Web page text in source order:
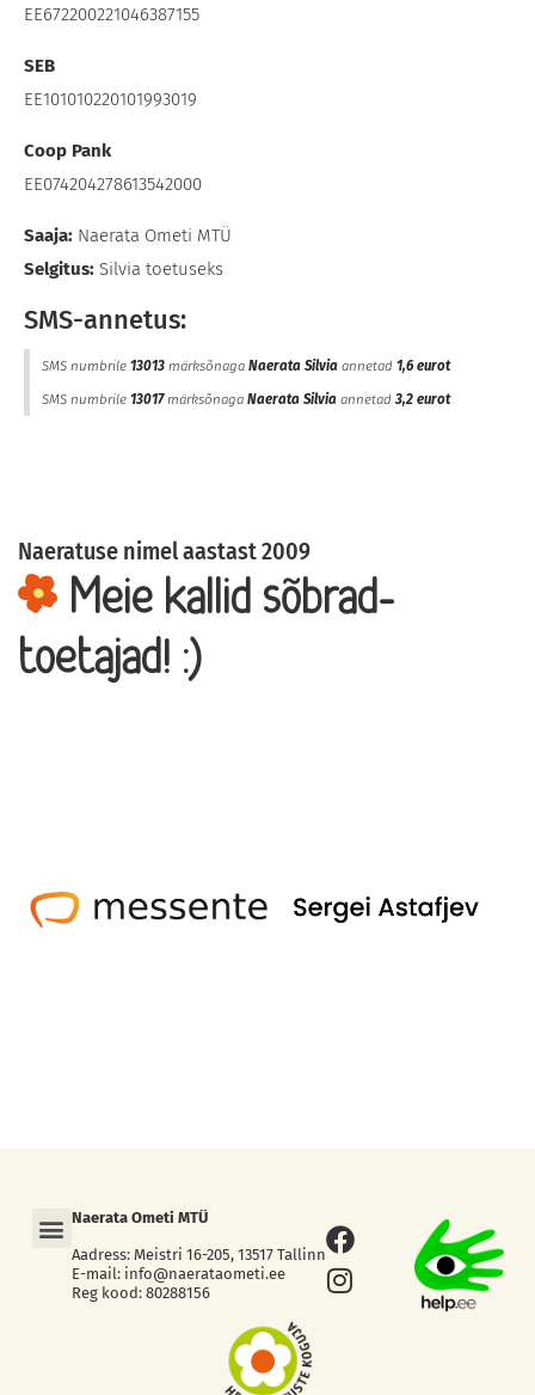
EE672200221046387155
SEB
EE101010220101993019
Coop Pank
EE074204278613542000
Saaja: Naerata Ometi MTÜ
Selgitus: Silvia toetuseks
SMS-annetus:
SMS numbrile 13013 märksõnaga Naerata Silvia annetad 1,6 eurot
SMS numbrile 13017märksõnaga Naerata Silvia annetad 3,2 eurot
Naeratuse nimel aastast 2009
Meie kallid sõbrad-
toetajad! :)
Menu
Naerata Ometi MTÜ
Aadress: Meistri 16-205, 13517 Tallinn
E-mail: info@naerataometi.ee
Reg kood: 80288156
Facebook
Instagram